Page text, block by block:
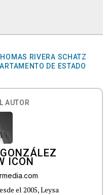
RIVERA SCHATZ
DE ESTADO
AUTOR
el 2005, Leysa